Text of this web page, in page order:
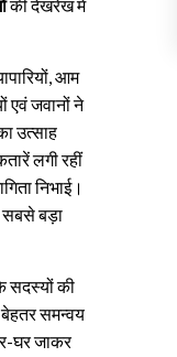
की देखरेख में
आम
एवं जवानों ने
उत्साह
लगी रहीं
निभाई।
सबसे बड़ा
सदस्यों की
समन्वय
घर जाकर